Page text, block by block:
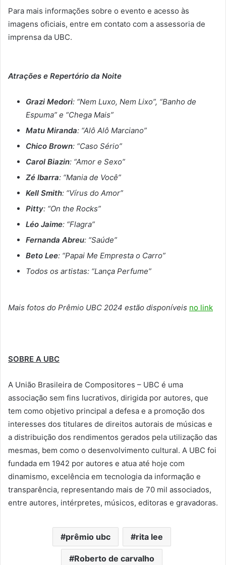
Para mais informações sobre o evento e acesso às
imagens oficiais, entre em contato com a assessoria de
imprensa da UBC.
Atrações e Repertório da Noite
Grazi Medori: “Nem Luxo, Nem Lixo”, “Banho de
Espuma” e “Chega Mais”
Matu Miranda: “Alô Alô Marciano”
Chico Brown: “Caso Sério”
Carol Biazin: “Amor e Sexo”
Zé Ibarra: “Mania de Você”
Kell Smith: “Vírus do Amor”
Pitty: “On the Rocks”
Léo Jaime: “Flagra”
Fernanda Abreu: “Saúde”
Beto Lee: “Papai Me Empresta o Carro”
Todos os artistas: “Lança Perfume”
Mais fotos do Prêmio UBC 2024 estão disponíveis no link
SOBRE A UBC
A União Brasileira de Compositores – UBC é uma
associação sem fins lucrativos, dirigida por autores, que
tem como objetivo principal a defesa e a promoção dos
interesses dos titulares de direitos autorais de músicas e
a distribuição dos rendimentos gerados pela utilização das
mesmas, bem como o desenvolvimento cultural. A UBC foi
fundada em 1942 por autores e atua até hoje com
dinamismo, excelência em tecnologia da informação e
transparência, representando mais de 70 mil associados,
entre autores, intérpretes, músicos, editoras e gravadoras.
prêmio ubc rita lee
Roberto de carvalho